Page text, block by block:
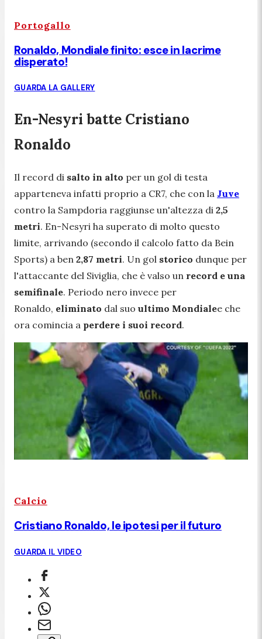
Portogallo
Ronaldo, Mondiale finito: esce in lacrime
disperato!
GUARDA LA GALLERY
En-Nesyri batte Cristiano
Ronaldo
Il record di salto in alto per un gol di testa
apparteneva infatti proprio a CR7, che con la Juve
contro la Sampdoria raggiunse un'altezza di 2,5
metri. En-Nesyri ha superato di molto questo
limite, arrivando (secondo il calcolo fatto da Bein
Sports) a ben 2,87 metri. Un gol storico dunque per
l'attaccante del Siviglia, che è valso un record e una
semifinale. Periodo nero invece per
Ronaldo, eliminato dal suo ultimo Mondialee che
ora comincia a perdere i suoi record.
Calcio
Cristiano Ronaldo, le ipotesi per il futuro
GUARDA IL VIDEO